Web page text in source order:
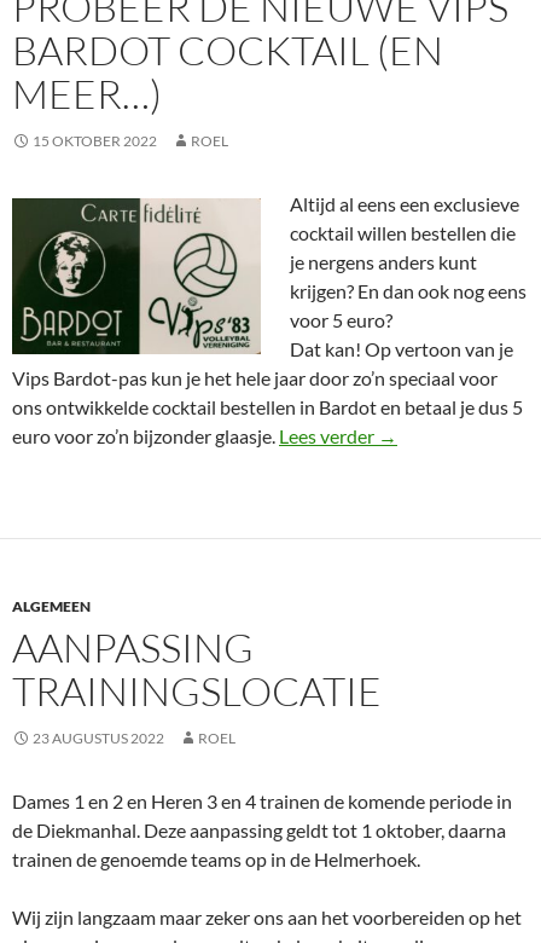
BARDOT COCKTAIL (EN
MEER…)
15 OKTOBER 2022 ROEL
Altijd al eens een exclusieve
cocktail willen bestellen die
je nergens anders kunt
krijgen? En dan ook nog eens
voor 5 euro?
Dat kan! Op vertoon van je
Vips Bardot-pas kun je het hele jaar door zo’n speciaal voor
ons ontwikkelde cocktail bestellen in Bardot en betaal je dus 5
euro voor zo’n bijzonder glaasje. Lees verder Probeer de
→
ALGEMEEN
AANPASSING
TRAININGSLOCATIE
23 AUGUSTUS 2022 ROEL
Dames 1 en 2 en Heren 3 en 4 trainen de komende periode in
de Diekmanhal. Deze aanpassing geldt tot 1 oktober, daarna
trainen de genoemde teams op in de Helmerhoek.
Wij zijn langzaam maar zeker ons aan het voorbereiden op het